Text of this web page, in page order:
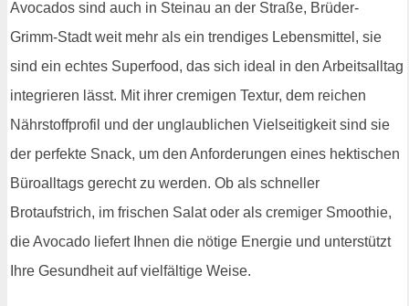
Avocados sind auch in Steinau an der Straße, Brüder-
Grimm-Stadt weit mehr als ein trendiges Lebensmittel, sie
sind ein echtes Superfood, das sich ideal in den Arbeitsalltag
integrieren lässt. Mit ihrer cremigen Textur, dem reichen
Nährstoffprofil und der unglaublichen Vielseitigkeit sind sie
der perfekte Snack, um den Anforderungen eines hektischen
Büroalltags gerecht zu werden. Ob als schneller
Brotaufstrich, im frischen Salat oder als cremiger Smoothie,
die Avocado liefert Ihnen die nötige Energie und unterstützt
Ihre Gesundheit auf vielfältige Weise.